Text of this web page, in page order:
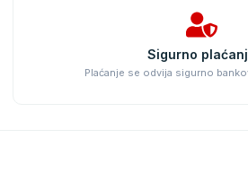
Sigurno
Plaćanje se odvija sigurno